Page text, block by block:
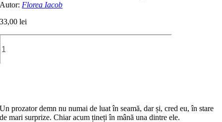
Autor: Florea Iacob
33,00lei
Un prozator demn nu numai de luat în seamă, dar și, cred eu, în stare
de mari surprize. Chiar acum țineți în mână una dintre ele.